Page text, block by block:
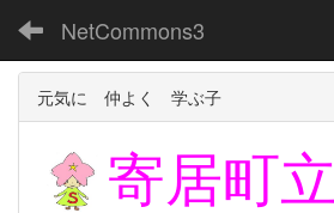
NetCommons3
元気に 仲よく 学ぶ子
寄居町立